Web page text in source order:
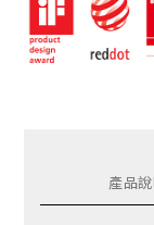
產品